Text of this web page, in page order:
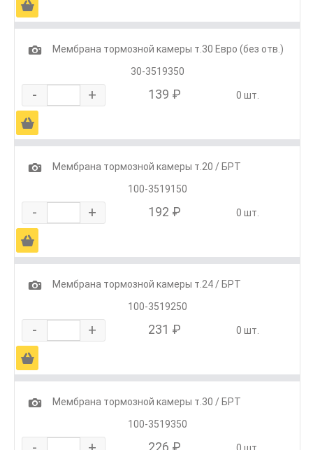
Ä
1
Мембрана тормозной камеры т.30 Евро (без отв.)
30-3519350
- + 139 ₽ 0 шт.
Ä
1
Мембрана тормозной камеры т.20 / БРТ
100-3519150
- + 192 ₽ 0 шт.
Ä
1
Мембрана тормозной камеры т.24 / БРТ
100-3519250
- + 231 ₽ 0 шт.
Ä
1
Мембрана тормозной камеры т.30 / БРТ
100-3519350